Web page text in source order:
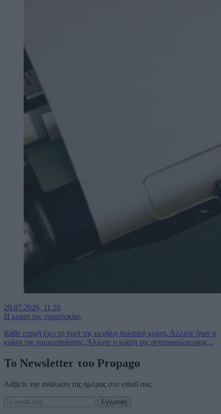
29.07.2026, 11:20
Η κρίση της προσδοκίας
Κάθε εποχή έχει τη δική της μεγάλη πολιτική κρίση. Άλλοτε ήταν η
κρίση της νομιμοποίησης. Άλλοτε η κρίση της αντιπροσώπευσης...
To Newsletter του Propago
Λάβετε την ανάλυση της ημέρας στο email σας